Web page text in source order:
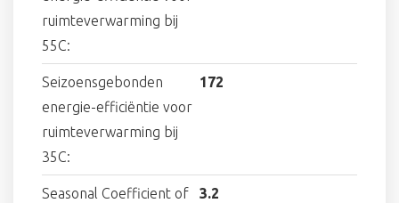
ruimteverwarming bij
55C:
Seizoensgebonden
energie-efficiëntie voor
ruimteverwarming bij
35C:
172
Seasonal Coefficient of
3.2